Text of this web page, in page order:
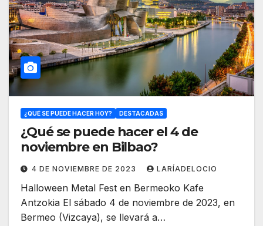
¿QUÉ SE PUEDE HACER HOY? DESTACADAS
¿Qué se puede hacer el 4 de
noviembre en Bilbao?
4 DE NOVIEMBRE DE 2023 LARÍADELOCIO
Halloween Metal Fest en Bermeoko Kafe
Antzokia El sábado 4 de noviembre de 2023, en
Bermeo (Vizcaya), se llevará a…